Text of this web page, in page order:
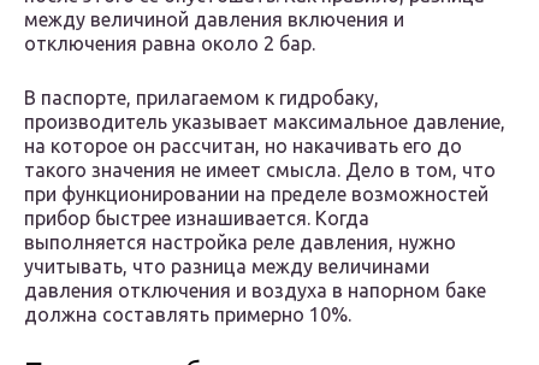
между величиной давления включения и
отключения равна около 2 бар.
В паспорте, прилагаемом к гидробаку,
производитель указывает максимальное давление,
на которое он рассчитан, но накачивать его до
такого значения не имеет смысла. Дело в том, что
при функционировании на пределе возможностей
прибор быстрее изнашивается. Когда
выполняется настройка реле давления, нужно
учитывать, что разница между величинами
давления отключения и воздуха в напорном баке
должна составлять примерно 10%.